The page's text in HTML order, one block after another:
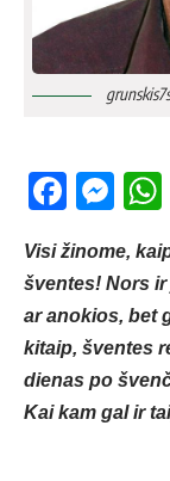
Visi žinome,
šventes! Nors
ar anokios, bet
kitaip, šventes
dienas po
Kai kam gal ir